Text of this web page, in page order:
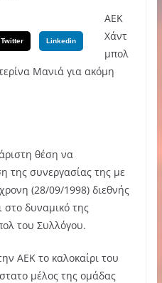
Twitter Linkedin
ΑΕΚ
Χάντ
μπολ
Μανιά για ακόμη
θέση να
της συνεργασίας της με
(28/09/1998) διεθνής
στο δυναμικό της
του Συλλόγου.
ΑΕΚ το καλοκαίρι του
μέλος της ομάδας